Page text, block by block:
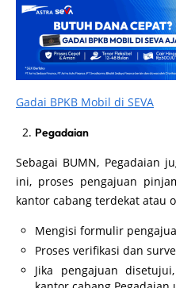
Gadai BPKB Mobil di SEVA
Pegadaian
Sebagai BUMN, Pegadaian
ini, proses pengajuan
kantor cabang terdekat atau
Mengisi formulir
Proses verifikasi dan
Jika pengajuan